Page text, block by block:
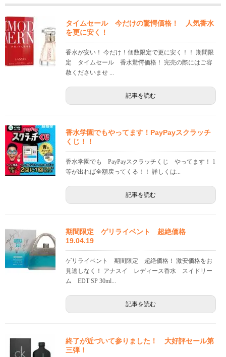
タイムセール 今だけの驚愕価格！ 人気香水
を更に安く！
香水が安い！ 今だけ！個数限定で更に安く！！ 期間限
定 タイムセール 香水驚愕価格！ 完売の際にはご容
赦くださいませ ...
記事を読む
香水学園でもやってます！PayPayスクラッチ
くじ！！
香水学園でも PayPayスクラッチくじ やってます！ 1
等が出れば全額戻ってくる！！ 詳しくは...
記事を読む
期間限定 ゲリライベント 超絶価格
19.04.19
ゲリライベント 期間限定 超絶価格！ 激安価格をお
見逃しなく！ アナスイ レディース香水 スイドリー
ム EDT SP 30ml...
記事を読む
終了が近づいて参りました！ 大好評セール第
三弾！